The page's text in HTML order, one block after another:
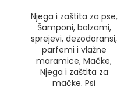
Njega i zaštita za pse,
Šamponi, balzami,
sprejevi, dezodoransi,
parfemi i vlažne
maramice, Mačke,
Njega i zaštita za
mačke, Psi